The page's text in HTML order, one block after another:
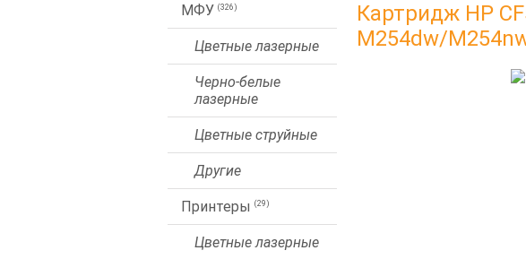
МФУ (326)
Цветные лазерные
Черно-белые
лазерные
Цветные струйные
Другие
Принтеры (29)
Цветные лазерные
Картридж HP
M254dw/